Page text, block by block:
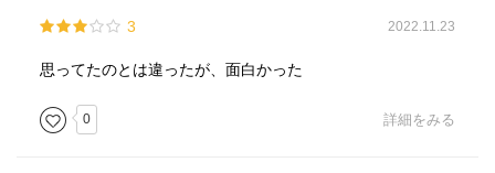
3 2022.11.23
思ってたのとは違ったが、面白かった
0 詳細をみる